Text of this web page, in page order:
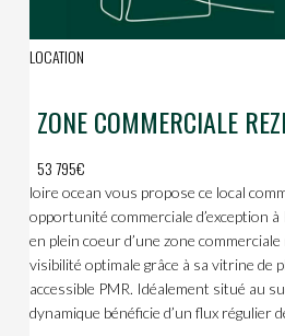
LOCATION
ZONE COMMERCIALE
53 795€
loire ocean vous propose ce local
opportunité commerciale d’exception à
en plein coeur d’une zone
visibilité optimale grâce à sa vitrine de
accessible PMR. Idéalement situé au
dynamique bénéficie d’un flux régulier